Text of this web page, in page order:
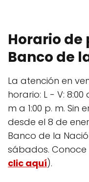
Horario de
Banco de
La atención en
horario: L - V: 8:00
m a 1:00 p. m.
desde el 8 de
Banco de la
sábados. Conoce
clic aquí).